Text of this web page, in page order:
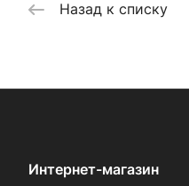
Назад к списку
Интернет-магазин